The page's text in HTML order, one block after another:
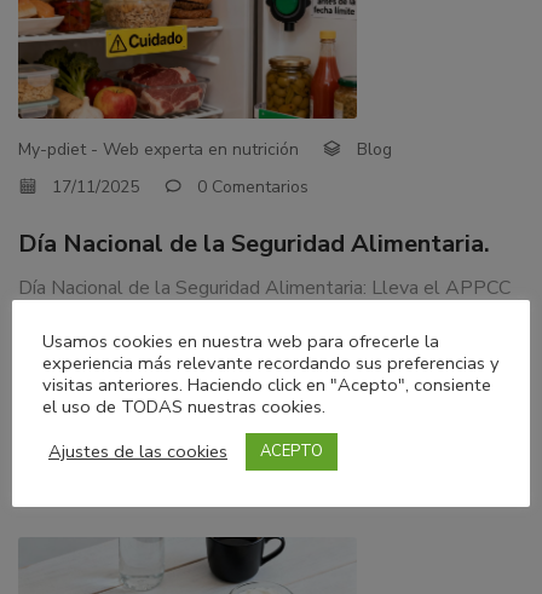
My-pdiet - Web experta en nutrición
Blog
17/11/2025
0 Comentarios
Día Nacional de la Seguridad Alimentaria.
Día Nacional de la Seguridad Alimentaria: Lleva el APPCC
Aplicar el método APPCC no es exclusivo de empresas;
también es clave para proteger la salud de tu familia. Con
hábitos sencillos, puedes reducir riesgos y garantizar que
LEER MÁS
Usamos cookies en nuestra web para ofrecerle la
experiencia más relevante recordando sus preferencias y
visitas anteriores. Haciendo click en "Acepto", consiente
el uso de TODAS nuestras cookies.
Ajustes de las cookies
ACEPTO